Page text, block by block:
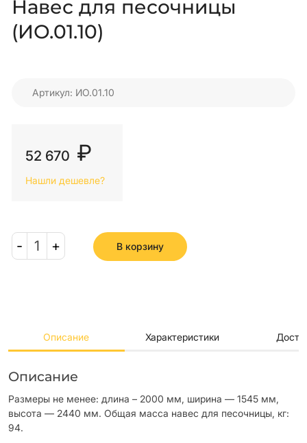
Навес для песочницы
(ИО.01.10)
Артикул: ИО.01.10
52 670 ₽
Нашли дешевле?
- 1 + В корзину
Описание Характеристики
Описание
Размеры не менее: длина – 2000 мм, ширина — 1545 мм,
высота — 2440 мм. Общая масса навес для песочницы, кг:
94.